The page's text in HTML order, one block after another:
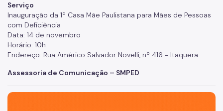
Serviço
Inauguração da 1ª Casa Mãe Paulistana para Mães de Pessoas
com Deficiência
Data: 14 de novembro
Horário: 10h
Endereço: Rua Américo Salvador Novelli, nº 416 - Itaquera
Assessoria de Comunicação – SMPED
São Paulo, cidade inteligente, resiliente e sustentável